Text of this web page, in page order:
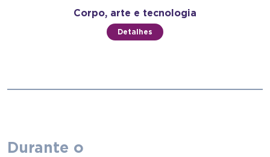
Corpo, arte e tecnologia
Detalhes
Durante o